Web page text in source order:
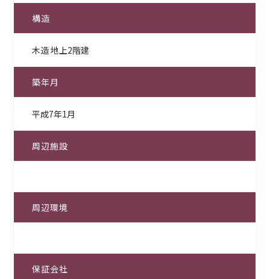
構造
木造 地上2階建
築年月
平成7年1月
周辺施設
周辺環境
保証会社